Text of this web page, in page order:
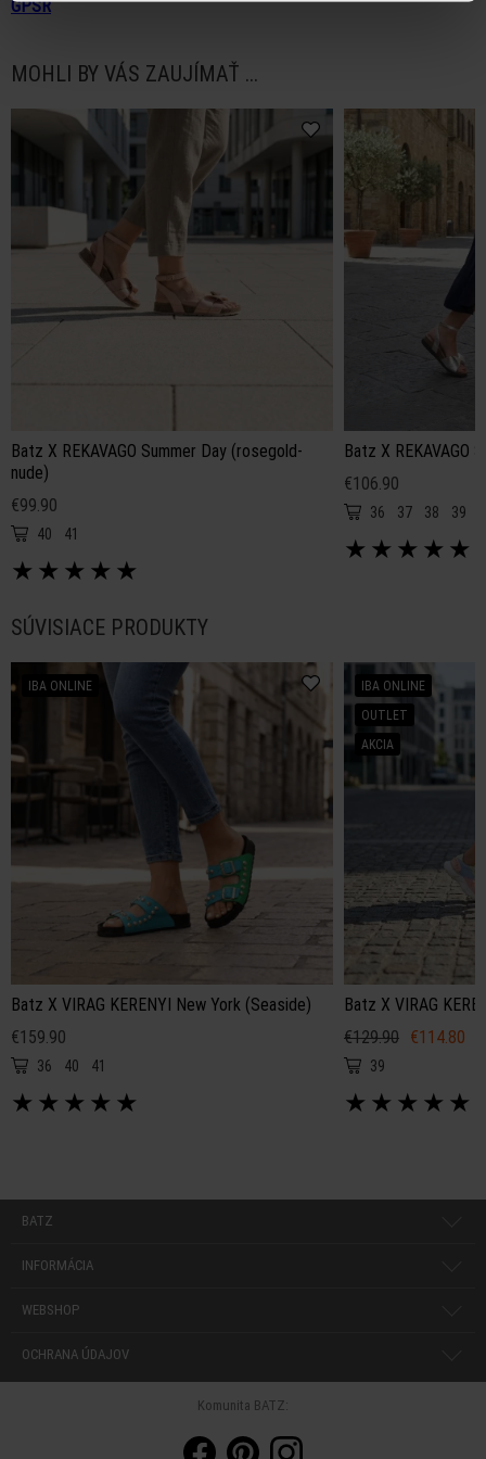
GPSR
MOHLI BY VÁS ZAUJÍMAŤ ...
Batz X REKAVAGO Summer Day (rosegold-
nude)
€99.90
40 41
★ ★ ★ ★ ★
Batz X REKAVAGO
€106.90
36 37 38 39
★ ★ ★ ★ ★
SÚVISIACE PRODUKTY
IBA ONLINE
Batz X VIRAG KERENYI New York (Seaside)
€159.90
36 40 41
★ ★ ★ ★ ★
IBA ONLINE
OUTLET
AKCIA
Batz X VIRAG
€129.90 €114.80
39
★ ★ ★ ★ ★
BATZ
INFORMÁCIA
WEBSHOP
OCHRANA ÚDAJOV
Komunita BATZ: